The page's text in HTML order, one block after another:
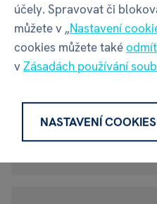
Brněnská 1825/
Po - Ne:
účely. Spravovat či
můžete v „Nastavení
cookies můžete také
vZásadách používání
NASTAVENÍ COOKIES